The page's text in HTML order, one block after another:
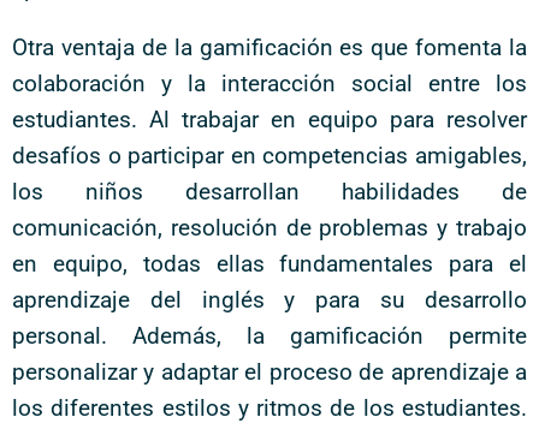
Otra ventaja de la gamificación es que fomenta la
colaboración y la interacción social entre los
estudiantes. Al trabajar en equipo para resolver
desafíos o participar en competencias amigables,
los niños desarrollan habilidades de
comunicación, resolución de problemas y trabajo
en equipo, todas ellas fundamentales para el
aprendizaje del inglés y para su desarrollo
personal. Además, la gamificación permite
personalizar y adaptar el proceso de aprendizaje a
los diferentes estilos y ritmos de los estudiantes.